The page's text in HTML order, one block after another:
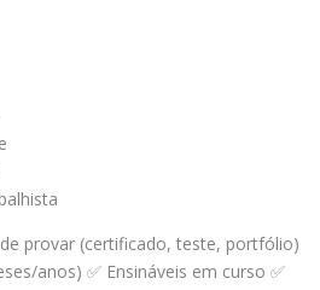
de provar (certificado, teste, portfólio)
anos) ✅ Ensináveis em curso ✅